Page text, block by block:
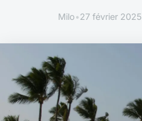
Milo•27 février 2025